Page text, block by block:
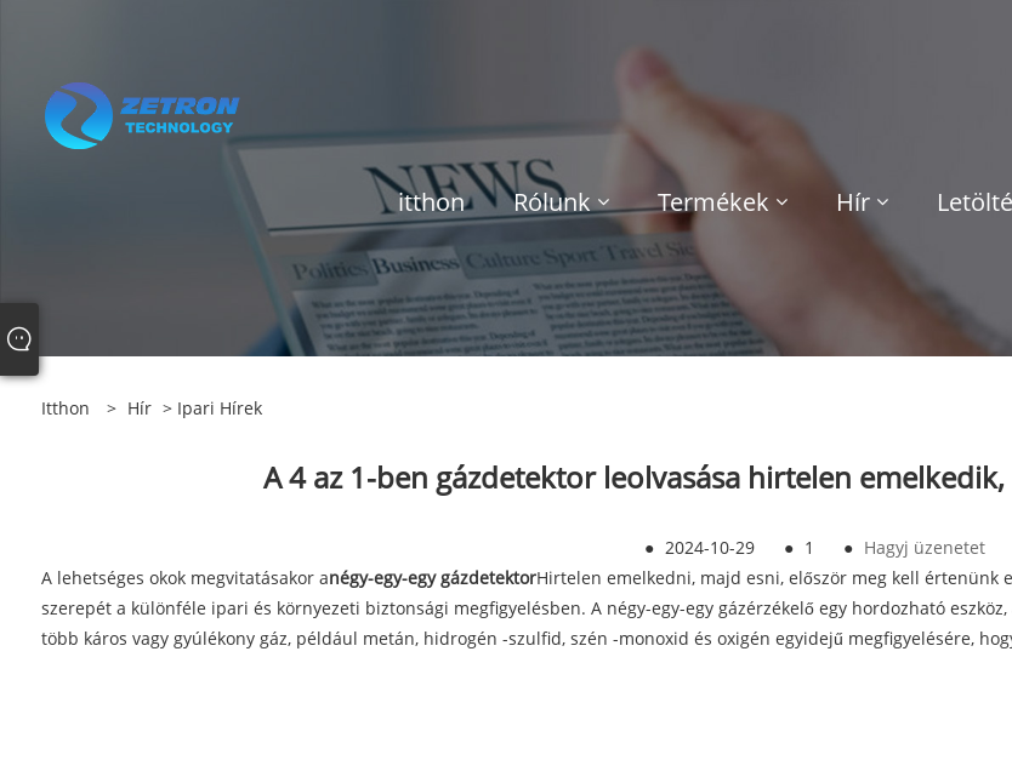
itthon Rólunk Termékek Hír
Itthon > Hír > Ipari Hírek
A 4 az 1-ben gázdetektor leolvasása hirtelen
● 2024-10-29 ● 1 ● Hagyj üzenetet
A lehetséges okok megvitatásakor anégy-egy-egy gázdetektorHirtelen emelkedni, majd esni, először meg kell értenünk
szerepét a különféle ipari és környezeti biztonsági megfigyelésben. A négy-egy-egy gázérzékelő egy hordozható
több káros vagy gyúlékony gáz, például metán, hidrogén -szulfid, szén -monoxid és oxigén egyidejű megfigyelésére,